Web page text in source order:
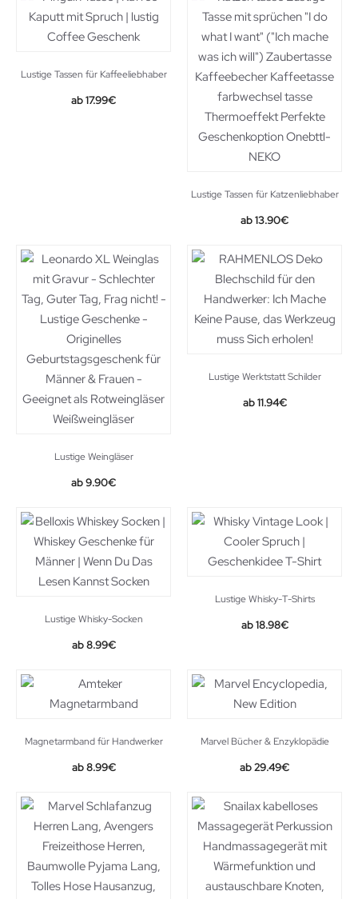
7.99€.
Lustige Tassen für Kaffeeliebhaber
17.99€
Lustige Tassen für Katzenliebhaber
13.90€
Lustige Weingläser
Original
was:
9.90€Current
is:
Lustige Werktstatt Schilder
11.94€
Lustige Whisky-Socken
Original
was:
8.99€Current
Lustige Whisky-T-Shirts
18.98€
Magnetarmband für Handwerker
8.99€
Marvel Bücher & Enzyklopädie
29.49€